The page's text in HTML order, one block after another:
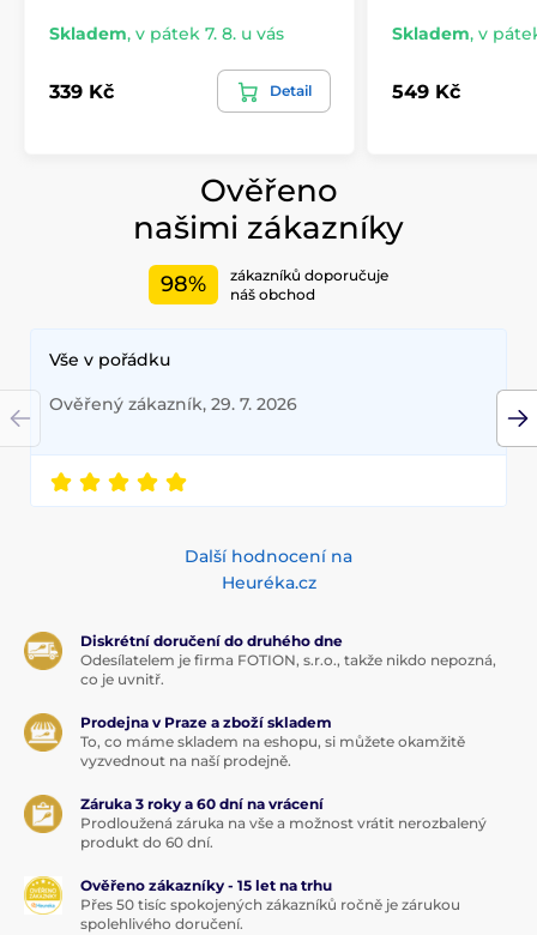
Skladem, v pátek 7. 8. u vás
339 Kč Detail
Skladem, v
549 Kč
Ověřeno
našimi zákazníky
98%
zákazníků doporučuje
náš obchod
Vše v pořádku
Ověřený zákazník, 29. 7. 2026
Další hodnocení na
Heuréka.cz
Diskrétní doručení do druhého dne
Odesílatelem je firma FOTION, s.r.o., takže nikdo nepozná,
co je uvnitř.
Prodejna v Praze a zboží skladem
To, co máme skladem na eshopu, si můžete okamžitě
vyzvednout na naší prodejně.
Záruka 3 roky a 60 dní na vrácení
Prodloužená záruka na vše a možnost vrátit nerozbalený
produkt do 60 dní.
Ověřeno zákazníky - 15 let na trhu
Přes 50 tisíc spokojených zákazníků ročně je zárukou
spolehlivého doručení.